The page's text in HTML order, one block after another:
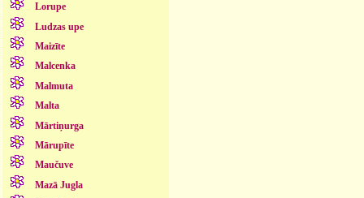
Lorupe
Ludzas upe
Maizīte
Malcenka
Malmuta
Malta
Mārtiņurga
Mārupīte
Maučuve
Mazā Jugla